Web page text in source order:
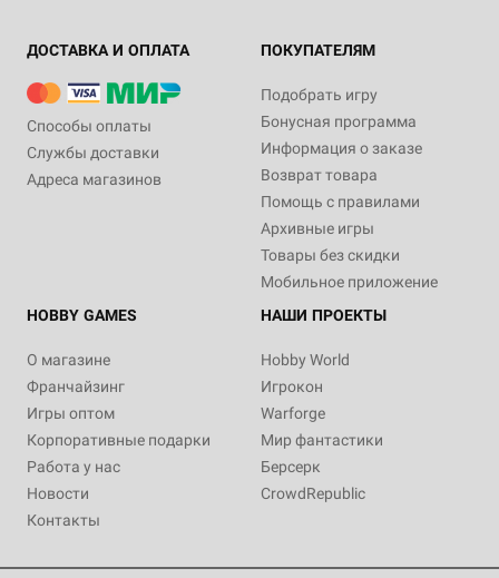
ДОСТАВКА И ОПЛАТА
Способы оплаты
Службы доставки
Адреса магазинов
ПОКУПАТЕЛЯМ
Подобрать игру
Бонусная программа
Информация о заказе
Возврат товара
Помощь с правилами
Архивные игры
Товары без скидки
Мобильное приложение
HOBBY GAMES
О магазине
Франчайзинг
Игры оптом
Корпоративные подарки
Работа у нас
Новости
Контакты
НАШИ ПРОЕКТЫ
Hobby World
Игрокон
Warforge
Мир фантастики
Берсерк
CrowdRepublic